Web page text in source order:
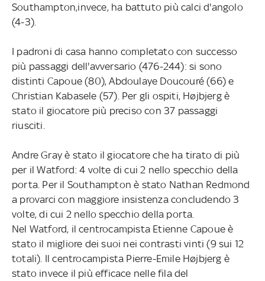
Southampton,invece, ha battuto più calci d'angolo
(4-3).
I padroni di casa hanno completato con successo
più passaggi dell'avversario (476-244): si sono
distinti Capoue (80), Abdoulaye Doucouré (66) e
Christian Kabasele (57). Per gli ospiti, Højbjerg è
stato il giocatore più preciso con 37 passaggi
riusciti.
Andre Gray è stato il giocatore che ha tirato di più
per il Watford: 4 volte di cui 2 nello specchio della
porta. Per il Southampton è stato Nathan Redmond
a provarci con maggiore insistenza concludendo 3
volte, di cui 2 nello specchio della porta.
Nel Watford, il centrocampista Etienne Capoue è
stato il migliore dei suoi nei contrasti vinti (9 sui 12
totali). Il centrocampista Pierre-Emile Højbjerg è
stato invece il più efficace nelle fila del